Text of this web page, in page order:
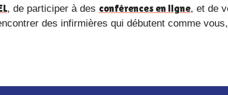
, de participer à des conférences en ligne, et de
des infirmières qui débutent comme